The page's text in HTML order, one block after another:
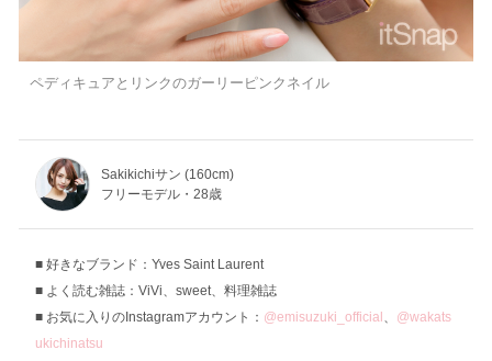
ペディキュアとリンクのガーリーピンクネイル
Sakikichiサン (160cm)
フリーモデル・28歳
好きなブランド：Yves Saint Laurent
よく読む雑誌：ViVi、sweet、料理雑誌
お気に入りのInstagramアカウント： @emisuzuki_official 、 @wakats
ukichinatsu